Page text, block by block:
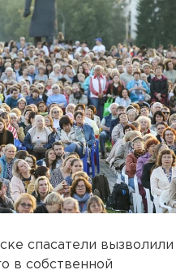
спасатели вызволили
в собственной